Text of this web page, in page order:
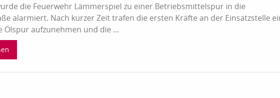
die Feuerwehr Lämmerspiel zu einer Betriebsmittelspur in die
alarmiert. Nach kurzer Zeit trafen die ersten Kräfte an der Einsatzstelle
Ölspur aufzunehmen und die ...